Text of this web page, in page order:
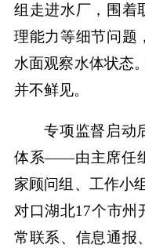
组走进水厂，围着
理能力等细节问题
水面观察水体状态
并不鲜见。
专项监督启动
体系——由主席任
家顾问组、工作小
对口湖北17个市州
常联系、信息通报